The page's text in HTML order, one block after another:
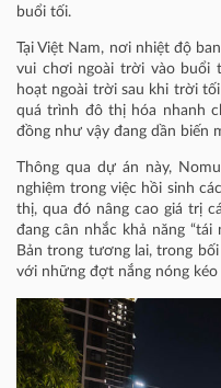
buổi tối.
Tại Việt Nam, nơi nhiệt độ
vui chơi ngoài trời vào buổi
hoạt ngoài trời sau khi trời
quá trình đô thị hóa nhanh
đồng như vậy đang dần biến
Thông qua dự án này,
nghiệm trong việc hồi sinh
thị, qua đó nâng cao giá trị
đang cân nhắc khả năng
Bản trong tương lai, trong
với những đợt nắng nóng